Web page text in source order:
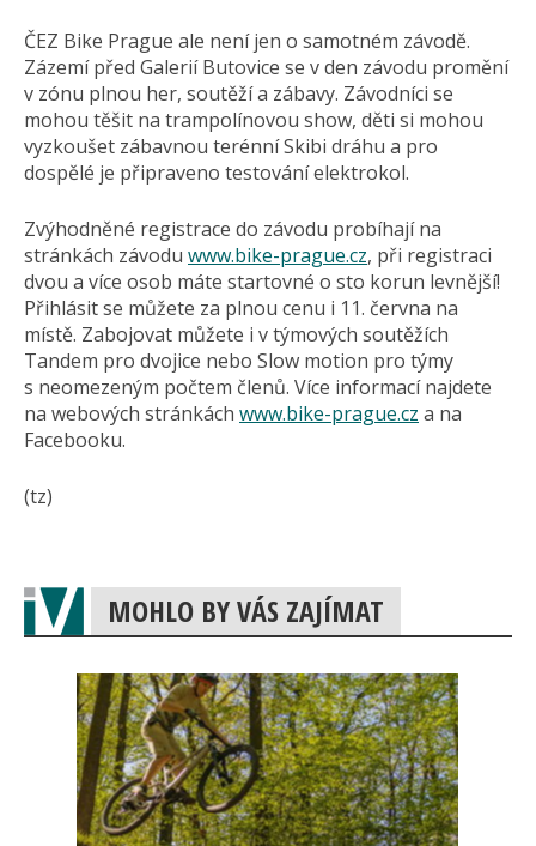
ČEZ Bike Prague ale není jen o samotném závodě.
Zázemí před Galerií Butovice se v den závodu promění
v zónu plnou her, soutěží a zábavy. Závodníci se
mohou těšit na trampolínovou show, děti si mohou
vyzkoušet zábavnou terénní Skibi dráhu a pro
dospělé je připraveno testování elektrokol.
Zvýhodněné registrace do závodu probíhají na
stránkách závodu www.bike-prague.cz, při registraci
dvou a více osob máte startovné o sto korun levnější!
Přihlásit se můžete za plnou cenu i 11. června na
místě. Zabojovat můžete i v týmových soutěžích
Tandem pro dvojice nebo Slow motion pro týmy
s neomezeným počtem členů. Více informací najdete
na webových stránkách www.bike-prague.cz a na
Facebooku.
(tz)
MOHLO BY VÁS ZAJÍMAT